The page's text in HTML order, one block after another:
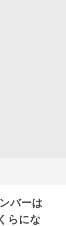
バーは
らにな